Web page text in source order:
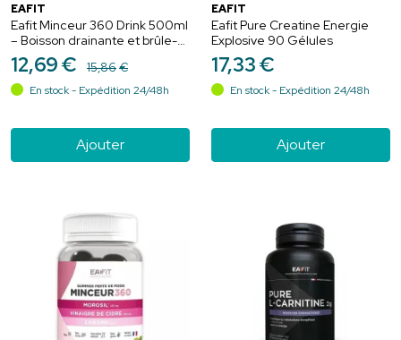
EAFIT
Eafit Minceur 360 Drink 500ml
– Boisson drainante et brûle-
graisses
12,69€ 15,86€
En stock - Expédition 24/48h
Ajouter
EAFIT
Eafit Pure Creatine Energie
Explosive 90 Gélules
17,33€
En stock - Expédition 24/48h
Ajouter